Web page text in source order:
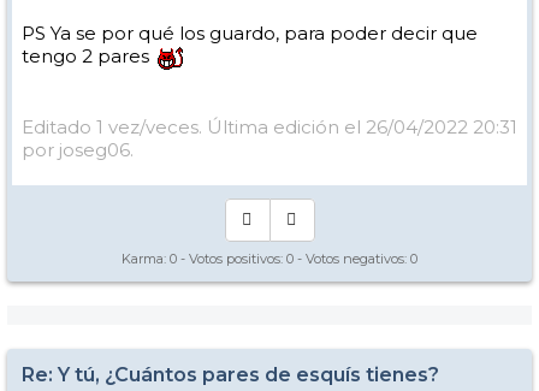
PS Ya se por qué los guardo, para poder decir que
tengo 2 pares
Editado 1 vez/veces. Última edición el 26/04/2022 20:31
por joseg06.
Karma: 0 - Votos positivos: 0 - Votos negativos: 0
Re: Y tú, ¿Cuántos pares de esquís tienes?